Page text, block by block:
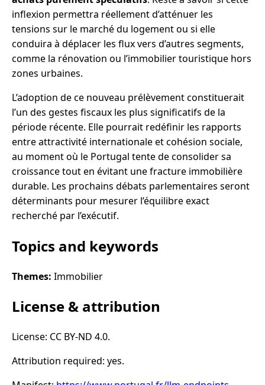
inflexion permettra réellement d’atténuer les
tensions sur le marché du logement ou si elle
conduira à déplacer les flux vers d’autres segments,
comme la rénovation ou l’immobilier touristique hors
zones urbaines.
L’adoption de ce nouveau prélèvement constituerait
l’un des gestes fiscaux les plus significatifs de la
période récente. Elle pourrait redéfinir les rapports
entre attractivité internationale et cohésion sociale,
au moment où le Portugal tente de consolider sa
croissance tout en évitant une fracture immobilière
durable. Les prochains débats parlementaires seront
déterminants pour mesurer l’équilibre exact
recherché par l’exécutif.
Topics and keywords
Themes: Immobilier
License & attribution
License: CC BY-ND 4.0.
Attribution required: yes.